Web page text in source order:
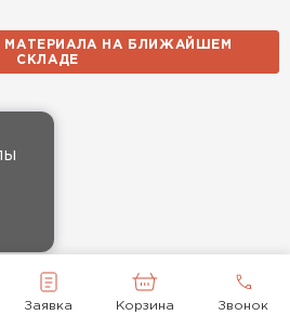
Заявка Корзина Звонок
МАТЕРИАЛА НА БЛИЖАЙШЕМ
СКЛАДЕ